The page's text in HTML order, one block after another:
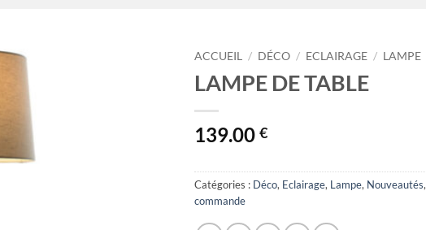
ACCUEIL / DÉCO / ECLAIRAGE / LAMPE
LAMPE DE TABLE
139.00 €
Catégories : Déco, Eclairage, Lampe, Nouveautés,
commande